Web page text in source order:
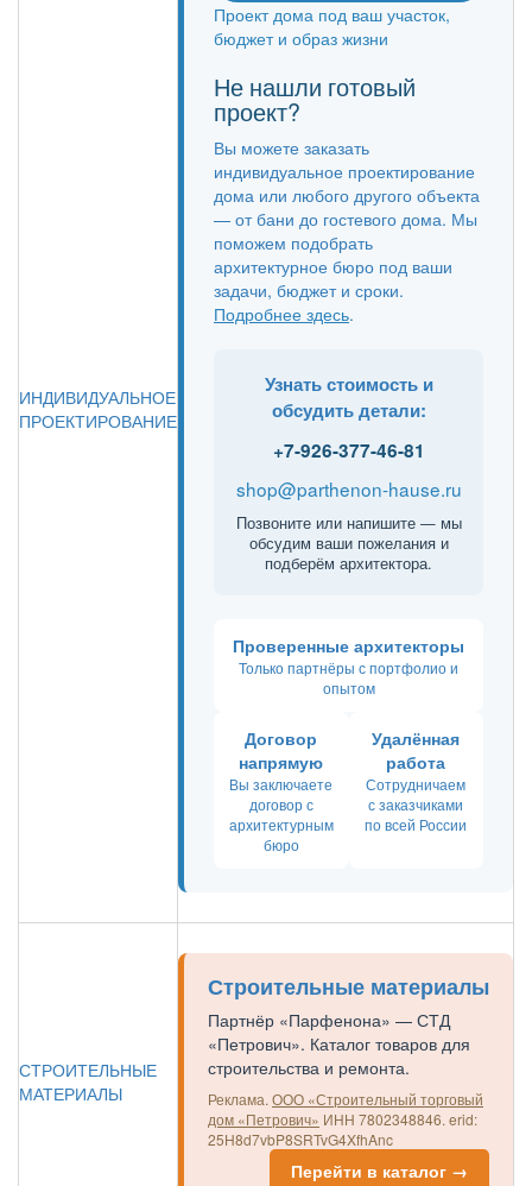
ИНДИВИДУАЛЬНОЕ
ПРОЕКТИРОВАНИЕ
Проект дома под ваш участок,
бюджет и образ жизни
Не нашли готовый
проект?
Вы можете заказать
индивидуальное проектирование
дома или любого другого объекта
— от бани до гостевого дома. Мы
поможем подобрать
архитектурное бюро под ваши
задачи, бюджет и сроки.
Подробнее здесь.
Узнать стоимость и
обсудить детали:
+7-926-377-46-81
shop@parthenon-hause.ru
Позвоните или напишите — мы
обсудим ваши пожелания и
подберём архитектора.
Проверенные архитекторы
Только партнёры с портфолио и
опытом
Договор
напрямую
Вы заключаете
договор с
архитектурным
бюро
Удалённая
работа
Сотрудничаем
с заказчиками
по всей России
СТРОИТЕЛЬНЫЕ
МАТЕРИАЛЫ
Строительные материалы
Партнёр «Парфенона» — СТД
«Петрович». Каталог товаров для
строительства и ремонта.
Реклама. ООО «Строительный торговый
дом «Петрович» ИНН 7802348846. erid:
25H8d7vbP8SRTvG4XfhAnc
Перейти в каталог →